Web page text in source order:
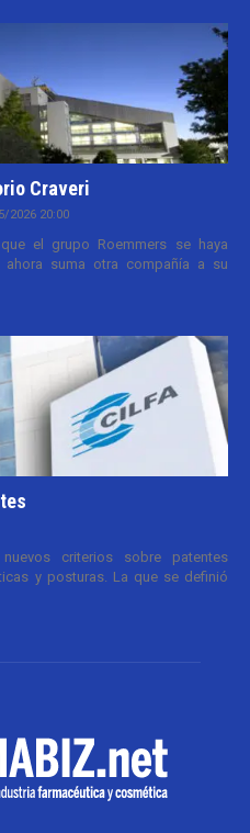
Craveri
2026 20:00
el grupo Roemmers se haya
suma otra compañía a su
criterios sobre patentes
y posturas. La que se definió